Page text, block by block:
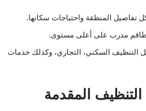
تفاصيل المنطقة واحتياجات سكانها.
طاقم مدرب على أعلى مستوى.
التنظيف السكني، التجاري، وكذلك خدمات
المقدمة